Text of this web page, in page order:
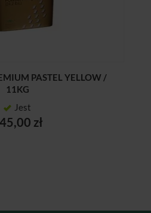
PASTEL YELLOW /
11KG
Jest
zł